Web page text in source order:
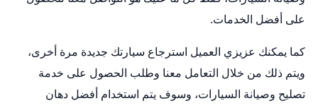
على أفضل الخدمات.
كما يمكنك عزيزي العميل استرجاع سيارتك جديدة مرة أخرى،
ويتم ذلك من خلال التعامل معنا وطلب الحصول على خدمة
تصليح وصيانة السيارات، وسوف يتم استخدام أفضل دهان